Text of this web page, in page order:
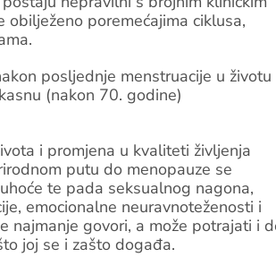
poremećajima ciklusa,
posljednje menstruacije u životu
(nakon 70. godine)
i promjena u kvaliteti življenja
putu do menopauze se
te pada seksualnog nagona,
emocionalne neuravnoteženosti i
najmanje govori, a može potrajati i
joj se i zašto događa.